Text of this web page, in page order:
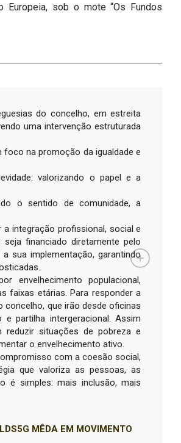
Europeia, sob o mote “Os Fundos
do concelho, em estreita
uma intervenção estruturada
na promoção da igualdade e
valorizando o papel e a
o sentido de comunidade, a
integração profissional, social e
financiado diretamente pelo
sua implementação, garantindo
envelhecimento populacional,
faixas etárias. Para responder a
que irão desde oficinas
partilha intergeracional. Assim
reduzir situações de pobreza e
o envelhecimento ativo.
com a coesão social,
que valoriza as pessoas, as
é simples: mais inclusão, mais
MÊDA EM MOVIMENTO